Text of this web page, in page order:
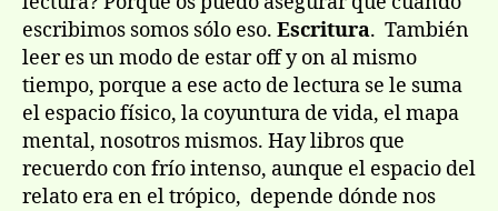
escribimos somos sólo eso. Escritura. También
leer es un modo de estar off y on al mismo
tiempo, porque a ese acto de lectura se le suma
el espacio físico, la coyuntura de vida, el mapa
mental, nosotros mismos. Hay libros que
recuerdo con frío intenso, aunque el espacio del
relato era en el trópico, depende dónde nos